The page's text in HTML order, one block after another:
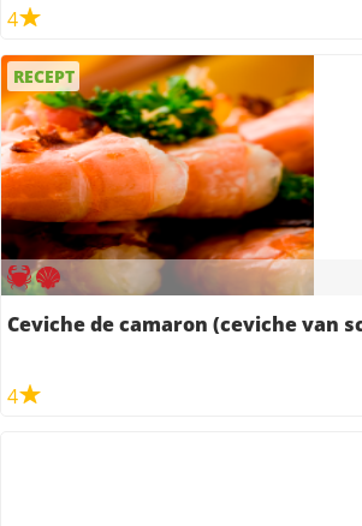
4
RECEPT
Ceviche de camaron (ceviche van
4